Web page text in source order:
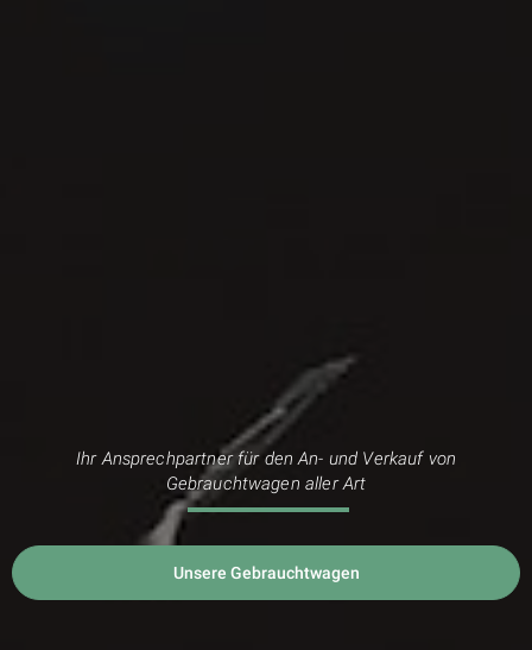
Ihr Ansprechpartner für den An- und Verkauf von
Gebrauchtwagen aller Art
Unsere Gebrauchtwagen